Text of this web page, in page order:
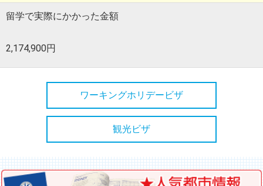
留学で実際にかかった金額
2,174,900円
ワーキングホリデービザ
観光ビザ